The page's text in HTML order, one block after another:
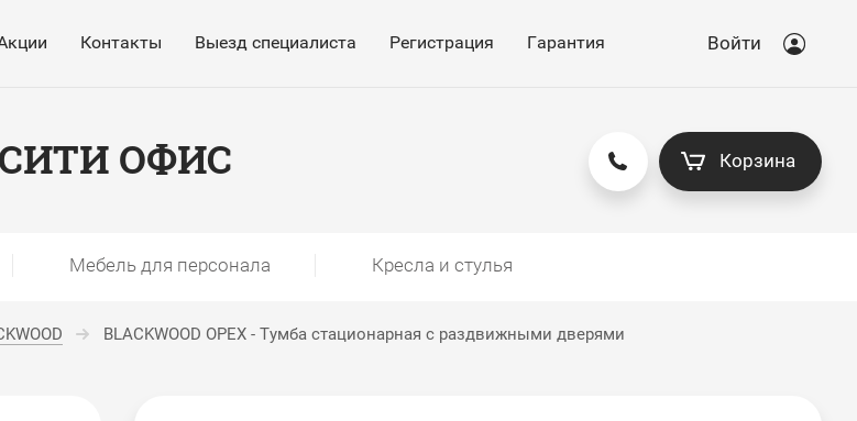
Контакты Выезд специалиста Регистрация Гарантия Войти
СИТИ ОФИС Корзина
Мебель для персонала Кресла и стулья
BLACKWOOD ОРЕХ - Тумба стационарная с раздвижными дверями